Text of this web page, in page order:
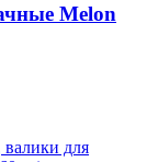
Melon